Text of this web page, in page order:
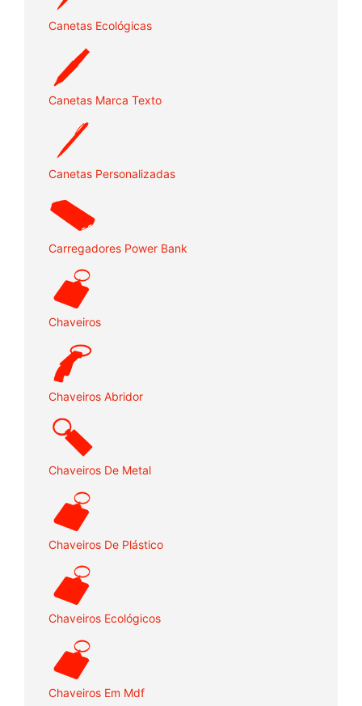
Canetas Ecológicas
Canetas Marca Texto
Canetas Personalizadas
Carregadores Power Bank
Chaveiros
Chaveiros Abridor
Chaveiros De Metal
Chaveiros De Plástico
Chaveiros Ecológicos
Chaveiros Em Mdf